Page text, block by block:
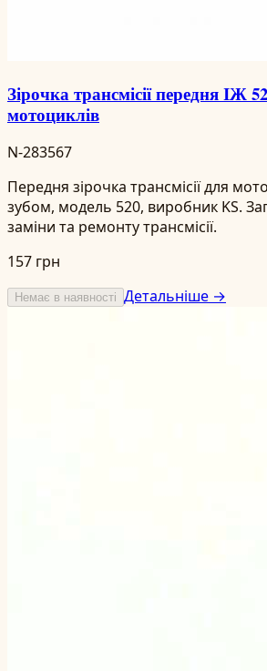
Зірочка трансмісії передня ІЖ
мотоциклів
N-283567
Передня зірочка трансмісії для
зубом, модель 520, виробник KS.
заміни та ремонту трансмісії.
157 грн
Немає в наявності Детальніше →